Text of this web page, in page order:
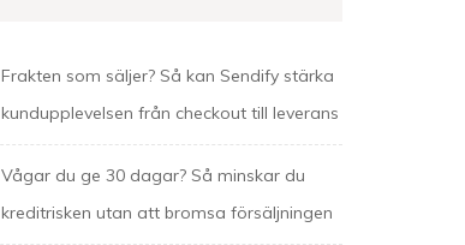
Frakten som säljer? Så kan Sendify stärka
kundupplevelsen från checkout till leverans
Vågar du ge 30 dagar? Så minskar du
kreditrisken utan att bromsa försäljningen